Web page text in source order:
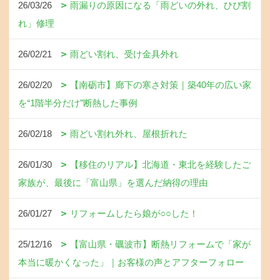
26/03/26
雨漏りの原因になる「雨どいの外れ、ひび割
れ」修理
26/02/21 雨どい割れ、受け金具外れ
26/02/20
【南砺市】廊下の寒さ対策｜築40年の広い家
を“1階半分だけ”断熱した事例
26/02/18 雨どい割れ外れ、屋根折れた
26/01/30
【移住のリアル】北海道・東北を経験したご
家族が、最後に「富山県」を選んだ納得の理由
26/01/27 リフォームしたら娘が○○した！
25/12/16
【富山県・礪波市】断熱リフォームで「家が
本当に暖かくなった」｜お客様の声とアフターフォロー